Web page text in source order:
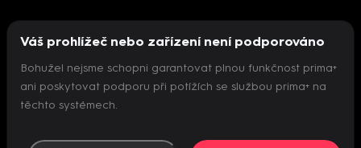
Nepodařilo se inicializovat přehrávač
Váš prohlížeč nebo zařízení není podporováno
Bohužel nejsme schopni garantovat plnou funkčnost prima+
ani poskytovat podporu při potížích se službou prima+ na
těchto systémech.